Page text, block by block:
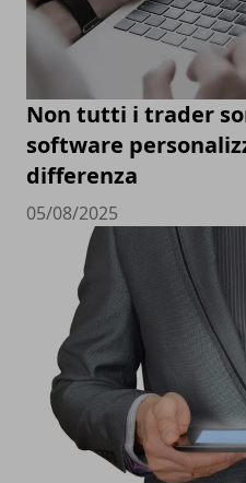
Non tutti i trader
software
differenza
05/08/2025